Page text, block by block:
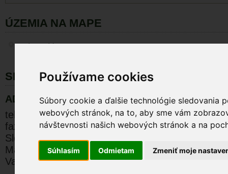
Používame cookies
Súbory cookie a ďalšie technológie sledovania
webových stránok, na to, aby sme vám
návštevnosti našich webových stránok a na
Súhlasím Odmietam Zmeniť moje
ÚZEMIA NA MAPE
Zobraziť na mape
SPRÁVCA ÚZEMIA
ADMINISTRATION OF PLA ZÁHORIE
tel:+421 34 772 27 35
fax:+421 34 772 27 35
Slovak Republic
Malacky
Vajanského ul. 17